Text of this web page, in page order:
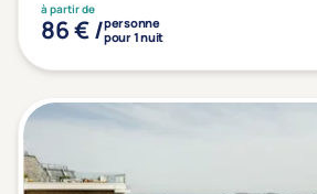
à partir de
86 € /personne
pour 1 nuit